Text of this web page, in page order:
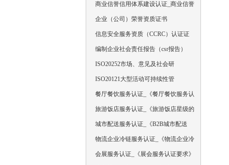
商业信誉信用体系建设认证_商业信誉
企业（公司）荣誉资质证书
信息安全服务资质（CCRC）认证证
编制企业社会责任报告（csr报告）
ISO20252市场、意见及社会研
ISO20121大型活动可持续性管
餐厅餐饮服务认证_《餐厅餐饮服务认
旅游饭店服务认证_《旅游饭店星级的
城市配送服务认证_《B2B城市配送
物流企业冷链服务认证_《物流企业冷
会展服务认证_《展会服务认证要求》